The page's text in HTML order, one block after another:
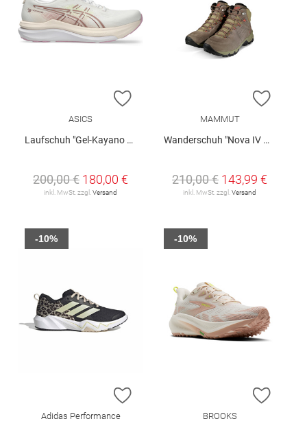
ZUR WUNSCHLISTE HINZUFÜGEN
ASICS
Laufschuh "Gel-Kayano 33 W"
200,00 € 180,00 €
inkl. MwSt. zzgl. Versand
ZUR
MAMMUT
Wanderschuh "Nova IV Mid GTX W"
210,00 € 143,99 €
inkl. MwSt. zzgl. Versand
ZUR WUNSCHLISTE HINZUFÜGEN
Adidas Performance
-10%
ZUR
BROOKS
-10%